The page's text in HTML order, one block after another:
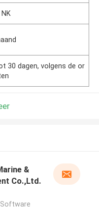
NK
30 dagen, volgens de or
&
Co.,Ltd.
Software